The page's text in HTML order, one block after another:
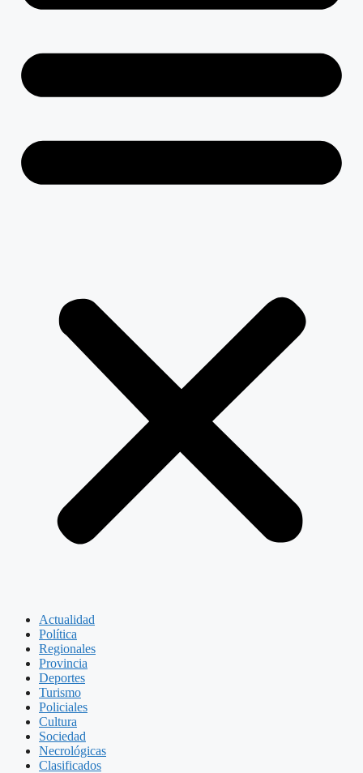
Actualidad
Política
Regionales
Provincia
Deportes
Turismo
Policiales
Cultura
Sociedad
Necrológicas
Clasificados